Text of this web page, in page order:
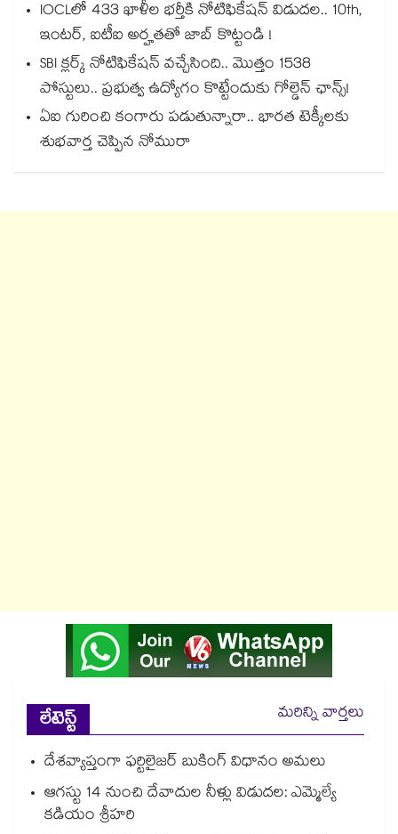
IOCLలో 433 ఖాళీల భర్తీకి నోటిఫికేషన్ విడుదల.. 10th,
ఇంటర్, ఐటీఐ అర్హతతో జాబ్ కొట్టండి !
SBI క్లర్క్ నోటిఫికేషన్ వచ్చేసింది.. మొత్తం 1538
పోస్టులు.. ప్రభుత్వ ఉద్యోగం కొట్టేందుకు గోల్డెన్ ఛాన్స్!
ఏఐ గురించి కంగారు పడుతున్నారా.. భారత టెక్కీలకు
శుభవార్త చెప్పిన నోమురా
లేటెస్ట్
మరిన్ని వార్తలు
దేశవ్యాప్తంగా ఫర్టిలైజర్ బుకింగ్ విధానం అమలు
ఆగస్టు 14 నుంచి దేవాదుల నీళ్లు విడుదల: ఎమ్మెల్యే
కడియం శ్రీహరి